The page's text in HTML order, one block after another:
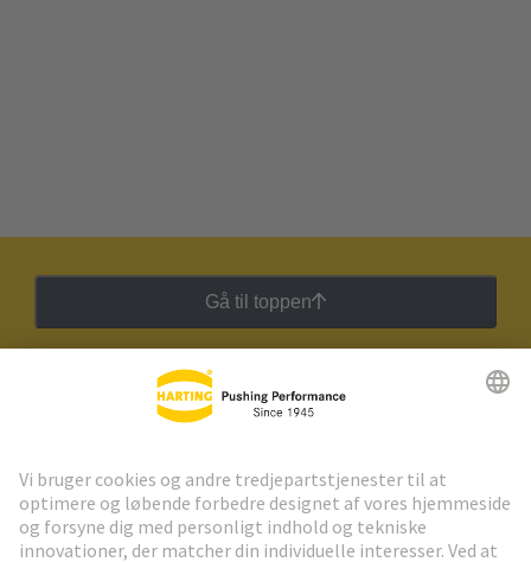
Gå til toppen
HARTING Newsletter
Gå til registrering